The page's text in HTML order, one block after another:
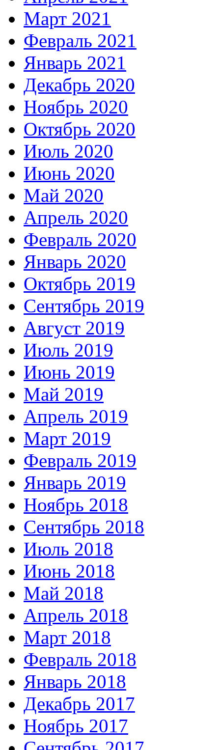
Март 2021
Февраль 2021
Январь 2021
Декабрь 2020
Ноябрь 2020
Октябрь 2020
Июль 2020
Июнь 2020
Май 2020
Апрель 2020
Февраль 2020
Январь 2020
Октябрь 2019
Сентябрь 2019
Август 2019
Июль 2019
Июнь 2019
Май 2019
Апрель 2019
Март 2019
Февраль 2019
Январь 2019
Ноябрь 2018
Сентябрь 2018
Июль 2018
Июнь 2018
Май 2018
Апрель 2018
Март 2018
Февраль 2018
Январь 2018
Декабрь 2017
Ноябрь 2017